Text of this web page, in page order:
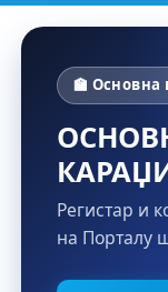
🏫 Основна
Регистар и
на Порталу